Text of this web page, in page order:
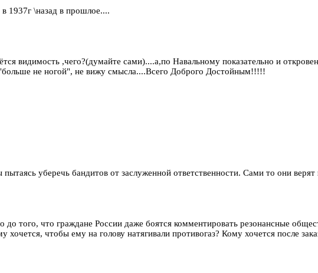
1937г \назад в прошлое....
видимость ,чего?(думайте сами)....а,по Навальному показательно и
не ногой", не вижу смысла....Всего Доброго Достойным!!!!!
уберечь бандитов от заслуженной ответственности. Сами то они
того, что граждане России даже боятся комментировать резонансные
хочется, чтобы ему на голову натягивали противогаз? Кому хочется после